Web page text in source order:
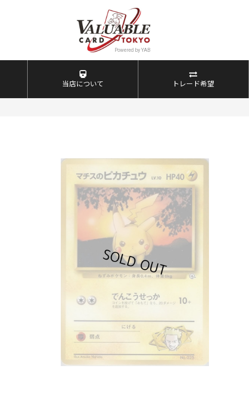
当店について トレード希望